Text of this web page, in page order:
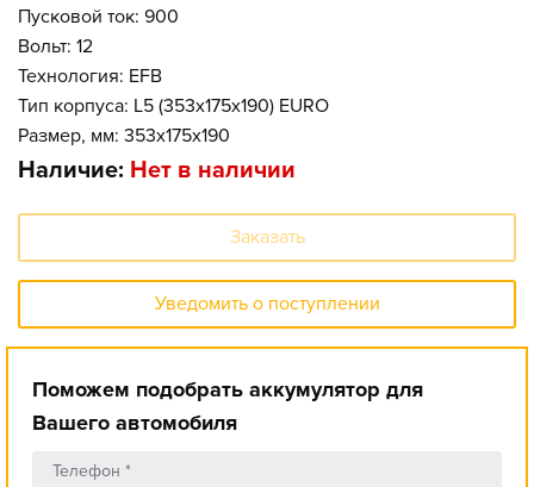
Пусковой ток: 900
Вольт: 12
Технология: EFB
Тип корпуса: L5 (353x175x190) EURO
Размер, мм: 353x175x190
Наличие: Нет в наличии
Заказать
Уведомить о поступлении
Поможем подобрать аккумулятор для
Вашего автомобиля